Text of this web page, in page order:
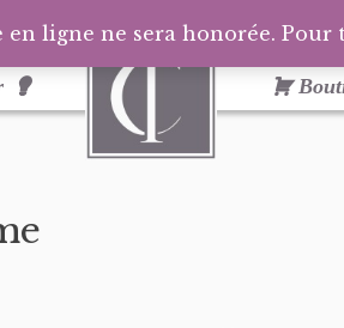
ligne ne sera honorée.